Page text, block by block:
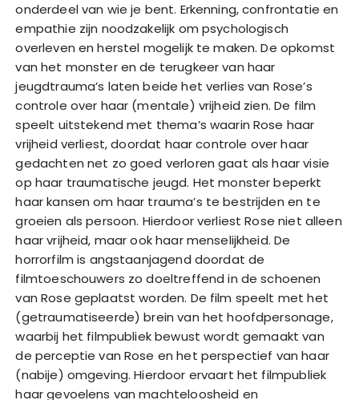
onderdeel van wie je bent. Erkenning, confrontatie en
empathie zijn noodzakelijk om psychologisch
overleven en herstel mogelijk te maken. De opkomst
van het monster en de terugkeer van haar
jeugdtrauma’s laten beide het verlies van Rose’s
controle over haar (mentale) vrijheid zien. De film
speelt uitstekend met thema’s waarin Rose haar
vrijheid verliest, doordat haar controle over haar
gedachten net zo goed verloren gaat als haar visie
op haar traumatische jeugd. Het monster beperkt
haar kansen om haar trauma’s te bestrijden en te
groeien als persoon. Hierdoor verliest Rose niet alleen
haar vrijheid, maar ook haar menselijkheid. De
horrorfilm is angstaanjagend doordat de
filmtoeschouwers zo doeltreffend in de schoenen
van Rose geplaatst worden. De film speelt met het
(getraumatiseerde) brein van het hoofdpersonage,
waarbij het filmpubliek bewust wordt gemaakt van
de perceptie van Rose en het perspectief van haar
(nabije) omgeving. Hierdoor ervaart het filmpubliek
haar gevoelens van machteloosheid en